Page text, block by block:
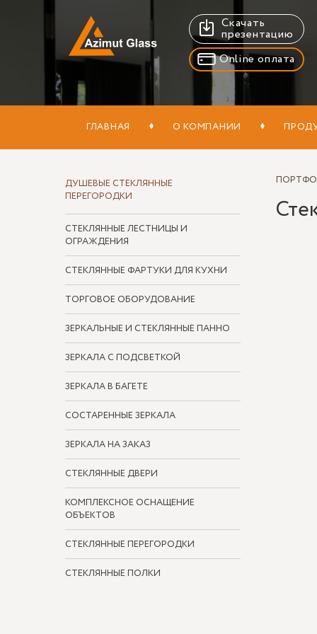
Скачать
презентацию
Online оплата
ГЛАВНАЯ О КОМПАНИИ
ДУШЕВЫЕ СТЕКЛЯННЫЕ
ПЕРЕГОРОДКИ
СТЕКЛЯННЫЕ ЛЕСТНИЦЫ И
ОГРАЖДЕНИЯ
СТЕКЛЯННЫЕ ФАРТУКИ ДЛЯ КУХНИ
ТОРГОВОЕ ОБОРУДОВАНИЕ
ЗЕРКАЛЬНЫЕ И СТЕКЛЯННЫЕ ПАННО
ЗЕРКАЛА С ПОДСВЕТКОЙ
ЗЕРКАЛА В БАГЕТЕ
СОСТАРЕННЫЕ ЗЕРКАЛА
ЗЕРКАЛА НА ЗАКАЗ
СТЕКЛЯННЫЕ ДВЕРИ
КОМПЛЕКСНОЕ ОСНАЩЕНИЕ
ОБЪЕКТОВ
СТЕКЛЯННЫЕ ПЕРЕГОРОДКИ
СТЕКЛЯННЫЕ ПОЛКИ